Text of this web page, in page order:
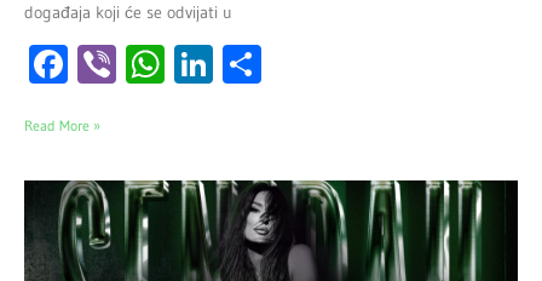
događaja koji će se odvijati u
Facebook
ViberWhatsApp
LinkedIn
Read More »